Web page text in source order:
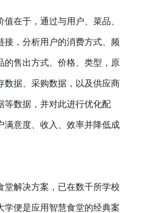
在于，通过与用户、菜品、
接，分析用户的消费方式、频
的售出方式、价格、类型，原
数据、采购数据，以及供应商
等数据，并对此进行优化配
满意度、收入、效率并降低成
解决方案，已在数千所学校
学便是应用智慧食堂的经典案